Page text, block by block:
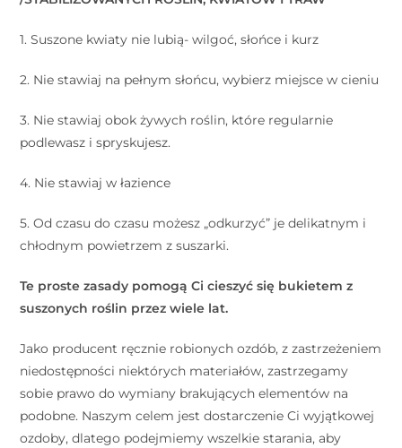
1. Suszone kwiaty nie lubią- wilgoć, słońce i kurz
2. Nie stawiaj na pełnym słońcu, wybierz miejsce w cieniu
3. Nie stawiaj obok żywych roślin, które regularnie
podlewasz i spryskujesz.
4. Nie stawiaj w łazience
5. Od czasu do czasu możesz „odkurzyć” je delikatnym i
chłodnym powietrzem z suszarki.
Te proste zasady pomogą Ci cieszyć się bukietem z
suszonych roślin przez wiele lat.
Jako producent ręcznie robionych ozdób, z zastrzeżeniem
niedostępności niektórych materiałów, zastrzegamy
sobie prawo do wymiany brakujących elementów na
podobne. Naszym celem jest dostarczenie Ci wyjątkowej
ozdoby, dlatego podejmiemy wszelkie starania, aby